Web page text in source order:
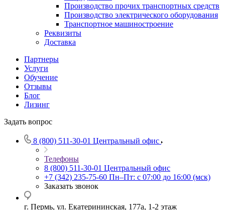
Производство прочих транспортных средств
Производство электрического оборудования
Транспортное машиностроение
Реквизиты
Доставка
Партнеры
Услуги
Обучение
Отзывы
Блог
Лизинг
Задать вопрос
8 (800) 511-30-01 Центральный офис
Телефоны
8 (800) 511-30-01 Центральный офис
+7 (342) 235-75-60 Пн–Пт: с 07:00 до 16:00 (мск)
Заказать звонок
г. Пермь, ул. ​Екатерининская, 177а, ​1-2 этаж